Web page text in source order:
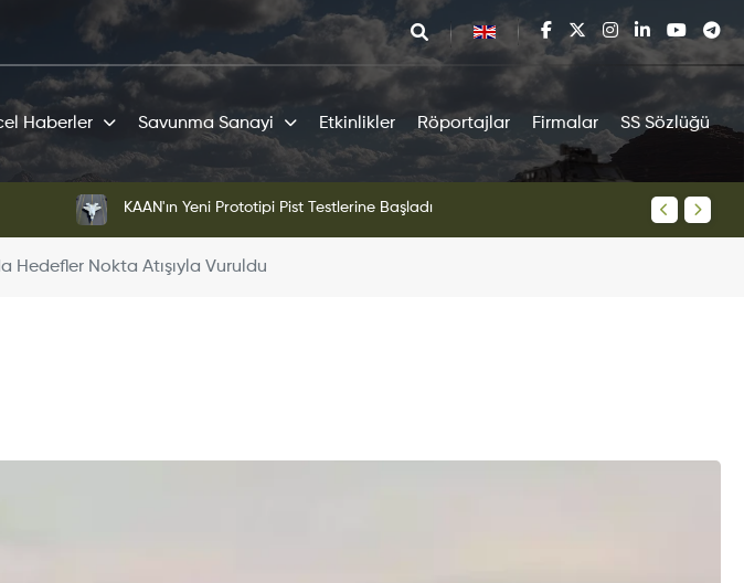
Haberler Savunma Sanayi Etkinlikler Röportajlar Firmalar SS Sözlüğü
KAAN'ın Yeni Prototipi Pist Testlerine Başladı KAAN
Hedefler Nokta Atışıyla Vuruldu